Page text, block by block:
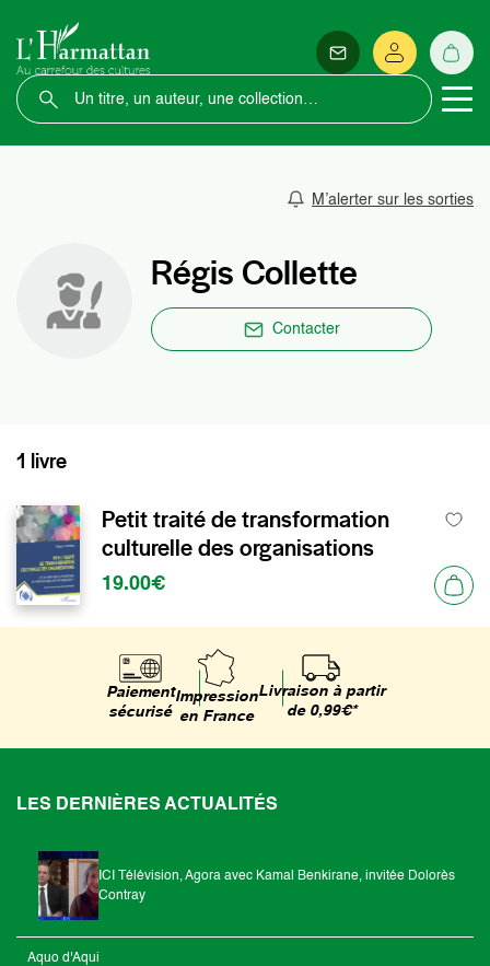
M’alerter sur les sorties
Régis Collette
Contacter
1 livre
Petit traité de transformation
culturelle des organisations
19.00€
Paiement
sécurisé
Impression
en France
Livraison à partir
de 0,99€*
LES DERNIÈRES ACTUALITÉS
ICI Télévision, Agora avec Kamal Benkirane, invitée Dolorès
Contray
Aquo d'Aqui